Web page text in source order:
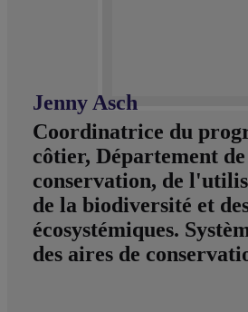
Jenny Asch
Coordinatrice du
côtier, Département
conservation, de
de la biodiversité et
écosystémiques.
des aires de